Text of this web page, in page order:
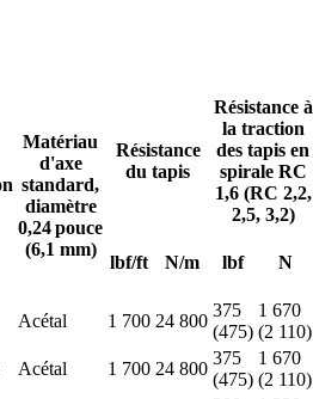
Matériau
d'axe
standard,
diamètre
0,24 pouce
(6,1 mm)
Résistance
du tapis
Résistance à
la traction
des tapis en
spirale RC
1,6 (RC 2,2,
2,5, 3,2)
lbf/ft N/m lbf N
Acétal 1 700 24 800
375
(475)
1 670
(2 110)
Acétal 1 700 24 800
375
(475)
1 670
(2 110)